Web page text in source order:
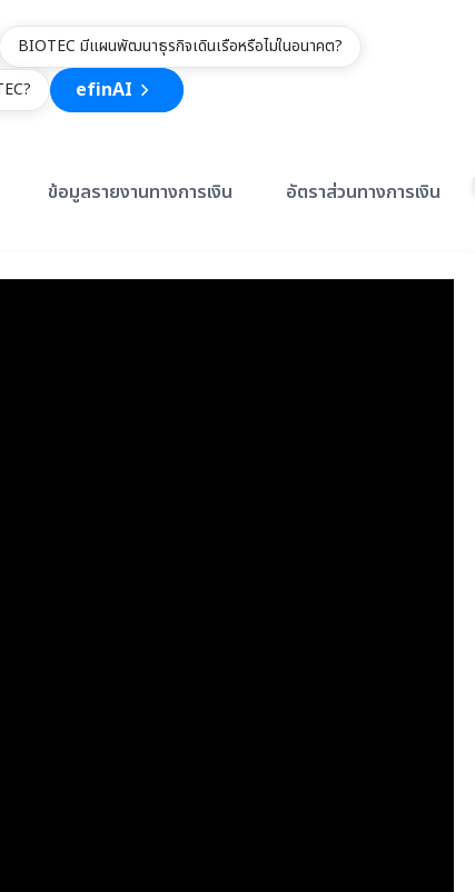
BIOTEC มีแผนพัฒนาธุรกิจเดินเรือหรือไม่ในอนาคต?
efinAI
ข้อมูลรายงานทางการเงิน อัตราส่วนทางการเงิน